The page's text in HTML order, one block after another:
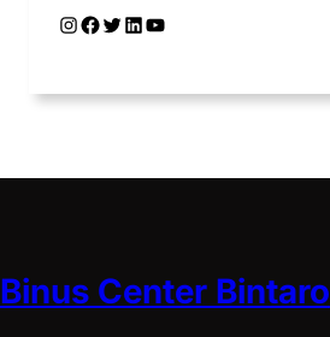
Binus Center Bintaro